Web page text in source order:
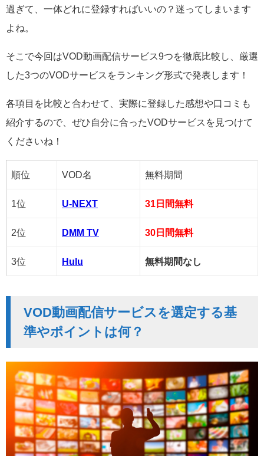
過ぎて、一体どれに登録すればいいの？迷ってしまいます
よね。
そこで今回はVOD動画配信サービス9つを徹底比較し、厳選
した3つのVODサービスをランキング形式で発表します！
各項目を比較と合わせて、実際に登録した感想や口コミも
紹介するので、ぜひ自分に合ったVODサービスを見つけて
くださいね！
順位 VOD名 無料期間
1位 U-NEXT 31日間無料
2位 DMM TV 30日間無料
3位 Hulu 無料期間なし
VOD動画配信サービスを選定する基
準やポイントは何？